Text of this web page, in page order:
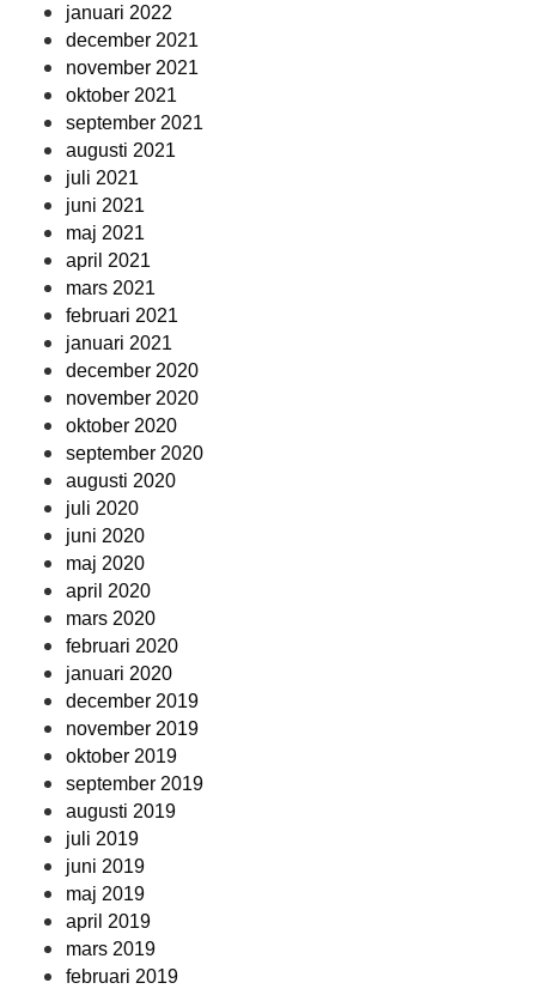
januari 2022
december 2021
november 2021
oktober 2021
september 2021
augusti 2021
juli 2021
juni 2021
maj 2021
april 2021
mars 2021
februari 2021
januari 2021
december 2020
november 2020
oktober 2020
september 2020
augusti 2020
juli 2020
juni 2020
maj 2020
april 2020
mars 2020
februari 2020
januari 2020
december 2019
november 2019
oktober 2019
september 2019
augusti 2019
juli 2019
juni 2019
maj 2019
april 2019
mars 2019
februari 2019